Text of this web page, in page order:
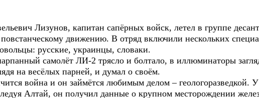
Лизунов, капитан сапёрных войск, летел в группе
движению. В отряд включили нескольких
русские, украинцы, словаки.
самолёт ЛИ-2 трясло и болтало, в иллюминаторы
на весёлых парней, и думал о своём.
война и он займётся любимым делом –
Алтай, он получил данные о крупном месторождении